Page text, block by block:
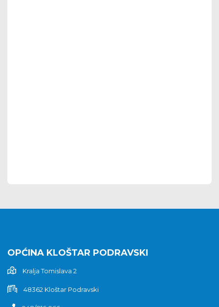
OPĆINA KLOŠTAR PODRAVSKI
Kralja Tomislava 2
48362 Kloštar Podravski